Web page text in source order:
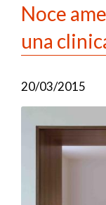
Noce
una
20/03/2015